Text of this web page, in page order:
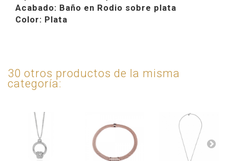
Acabado: Baño en Rodio sobre plata
Color: Plata
30 otros productos de la misma
categoría: